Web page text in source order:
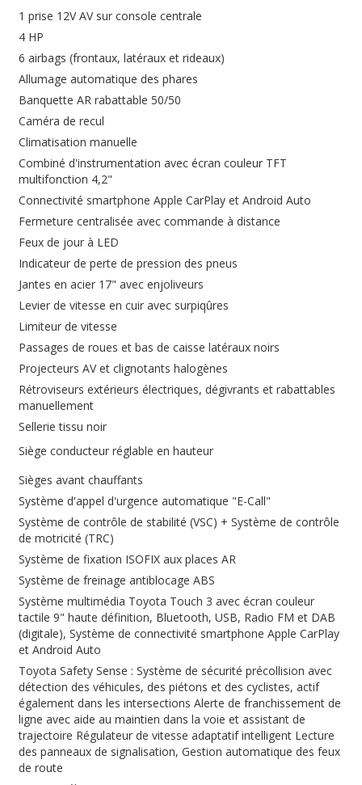
1 prise 12V AV sur console centrale
4 HP
6 airbags (frontaux, latéraux et rideaux)
Allumage automatique des phares
Banquette AR rabattable 50/50
Caméra de recul
Climatisation manuelle
Combiné d'instrumentation avec écran couleur TFT
multifonction 4,2"
Connectivité smartphone Apple CarPlay et Android Auto
Fermeture centralisée avec commande à distance
Feux de jour à LED
Indicateur de perte de pression des pneus
Jantes en acier 17" avec enjoliveurs
Levier de vitesse en cuir avec surpiqûres
Limiteur de vitesse
Passages de roues et bas de caisse latéraux noirs
Projecteurs AV et clignotants halogènes
Rétroviseurs extérieurs électriques, dégivrants et rabattables
manuellement
Sellerie tissu noir
Siège conducteur réglable en hauteur
Sièges avant chauffants
Système d'appel d'urgence automatique "E-Call"
Système de contrôle de stabilité (VSC) + Système de contrôle
de motricité (TRC)
Système de fixation ISOFIX aux places AR
Système de freinage antiblocage ABS
Système multimédia Toyota Touch 3 avec écran couleur
tactile 9" haute définition, Bluetooth, USB, Radio FM et DAB
(digitale), Système de connectivité smartphone Apple CarPlay
et Android Auto
Toyota Safety Sense : Système de sécurité précollision avec
détection des véhicules, des piétons et des cyclistes, actif
également dans les intersections Alerte de franchissement de
ligne avec aide au maintien dans la voie et assistant de
trajectoire Régulateur de vitesse adaptatif intelligent Lecture
des panneaux de signalisation, Gestion automatique des feux
de route